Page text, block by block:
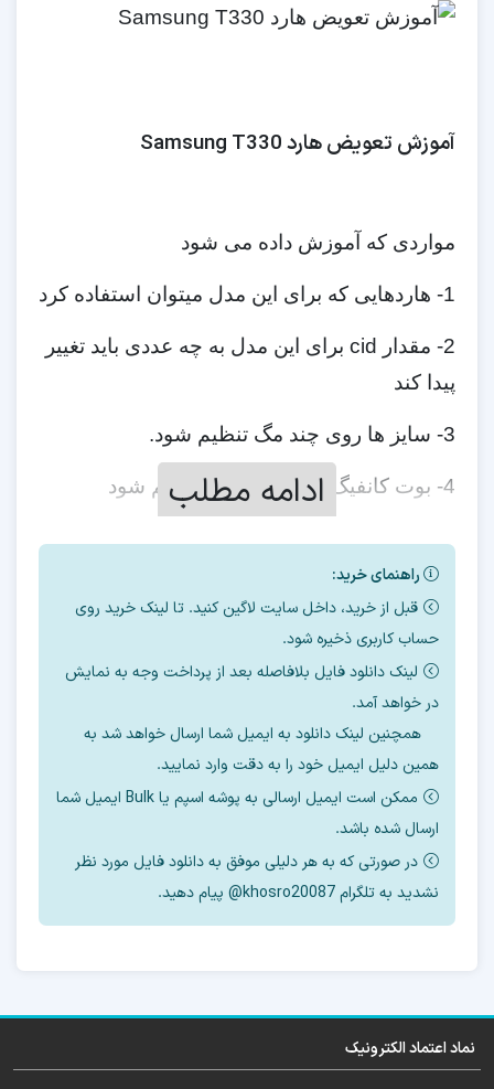
آموزش تعویض هارد Samsung T330
مواردی که آموزش داده می شود
1- هاردهایی که برای این مدل میتوان استفاده کرد
2- مقدار cid برای این مدل به چه عددی باید تغییر
پیدا کند
3- سایز ها روی چند مگ تنظیم شود.
4- بوت کانفیگ روی چه مدلی تنظیم شود
جدیدترین فایل آپدیت فریمور هارد ضمیمه آموزش
این فایل قابل رایت با ایزی جیتگ ، مدوسا و …
میباشد.
آموزش رایگان تعویض هارد را می‌توانید از بخش
ادامه مطلب
راهنمای خرید:
قبل از خرید، داخل سایت لاگین کنید. تا لینک خرید روی
حساب کاربری ذخیره شود.
لینک دانلود فایل بلافاصله بعد از پرداخت وجه به نمایش
در خواهد آمد.
همچنین لینک دانلود به ایمیل شما ارسال خواهد شد به
همین دلیل ایمیل خود را به دقت وارد نمایید.
ممکن است ایمیل ارسالی به پوشه اسپم یا Bulk ایمیل شما
ارسال شده باشد.
در صورتی که به هر دلیلی موفق به دانلود فایل مورد نظر
نشدید به تلگرام khosro20087@ پیام دهید.
نماد اعتماد الکترونیک